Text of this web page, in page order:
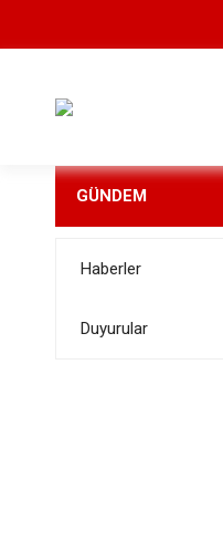
GÜNDEM
Haberler
Duyurular